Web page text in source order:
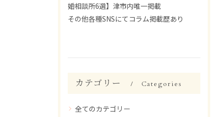
婚相談所6選】津市内唯一掲載
その他各種SNSにてコラム掲載歴あり
カテゴリー Categories
全てのカテゴリー